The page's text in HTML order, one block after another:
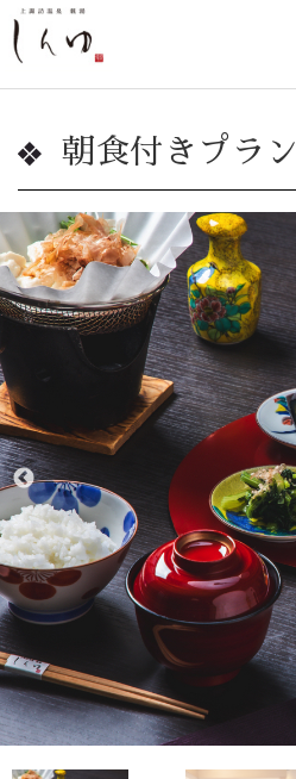
朝食付きプラン